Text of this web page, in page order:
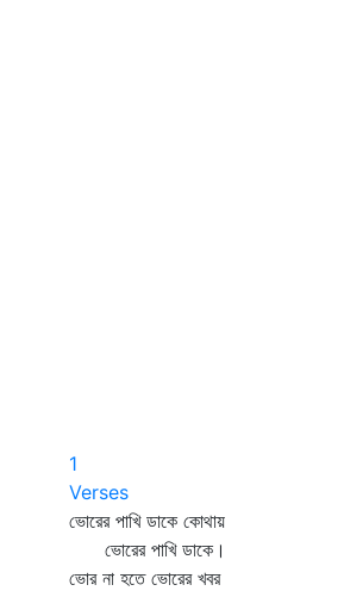
1
Verses
ভোরের পাখি ডাকে কোথায়
ভোরের পাখি ডাকে।
ভোর না হতে ভোরের খবর